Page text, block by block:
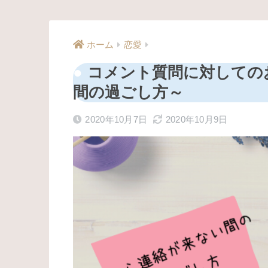
ホーム 恋愛
コメント質問に対して
間の過ごし方～
2020年10月7日 2020年10月9日